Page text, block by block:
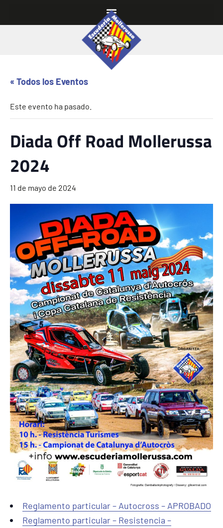
« Todos los Eventos
Este evento ha pasado.
Diada Off Road Mollerussa
2024
11 de mayo de 2024
Reglamento particular – Autocross – APROBADO
Reglamento particular – Resistencia –